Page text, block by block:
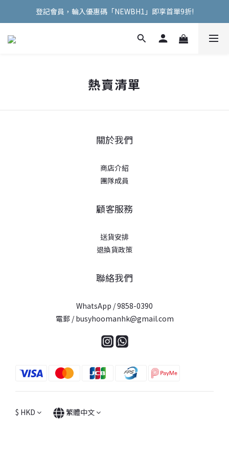
Welcome Hooman !
登記會員，輪入優惠碼「NEWBH1」即享首單9折!
Welcome Hooman !
熱賣清單
關於我們
商店介紹
團隊成員
顧客服務
送貨安排
退換貨政策
聯絡我們
WhatsApp / 9858-0390
電郵 / busyhoomanhk@gmail.com
$ HKD 繁體中文